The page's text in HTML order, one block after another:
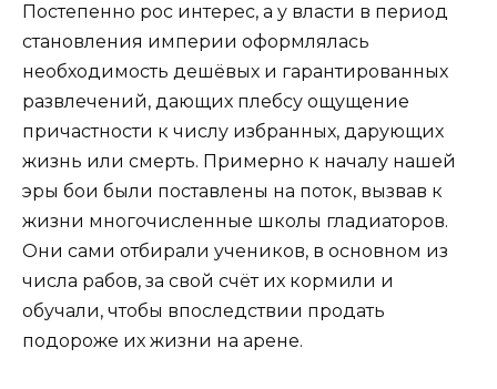
Постепенно рос интерес, а у власти в период
становления империи оформлялась
необходимость дешёвых и гарантированных
развлечений, дающих плебсу ощущение
причастности к числу избранных, дарующих
жизнь или смерть. Примерно к началу нашей
эры бои были поставлены на поток, вызвав к
жизни многочисленные школы гладиаторов.
Они сами отбирали учеников, в основном из
числа рабов, за свой счёт их кормили и
обучали, чтобы впоследствии продать
подороже их жизни на арене.